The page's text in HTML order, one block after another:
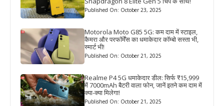
Published On: October 23, 2025
Motorola Moto G85 5G: कम दाम में स्टाइल,
कैमरा और परफॉर्मेंस का धमाकेदार कॉम्बो सस्ता भी,
स्मार्ट भी!
Published On: October 21, 2025
Realme P4 5G धमाकेदार डील: सिर्फ ₹15,999
में 7000mAh बैटरी वाला फोन, जानें इतने कम दाम में
क्या-क्या मिलेगा!
Published On: October 21, 2025